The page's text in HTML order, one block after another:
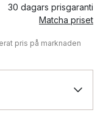
30 dagars prisgaranti
Matcha priset
pris på marknaden